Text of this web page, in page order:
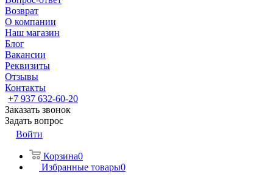
Возврат
О компании
Наш магазин
Блог
Вакансии
Реквизиты
Отзывы
Контакты
+7 937 632-60-20
Заказать звонок
Задать вопрос
Войти
Корзина0
Избранные товары0